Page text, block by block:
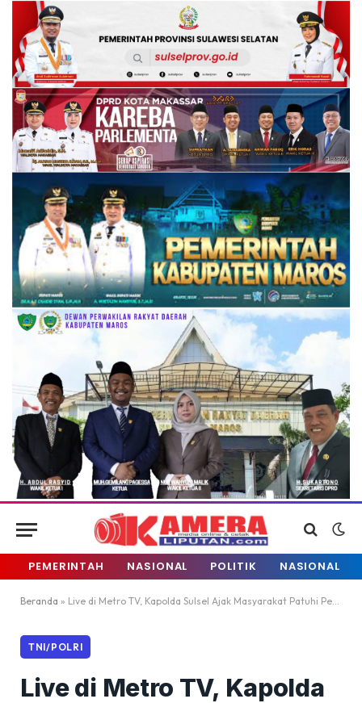
PEMERINTAH NASIONAL POLITIK NASIONAL
Beranda » Live di Metro TV, Kapolda Sulsel Ajak Masyarakat Patuhi Pemerintah Dalam Penanganan Covid-19
TNI/POLRI
Live di Metro TV, Kapolda